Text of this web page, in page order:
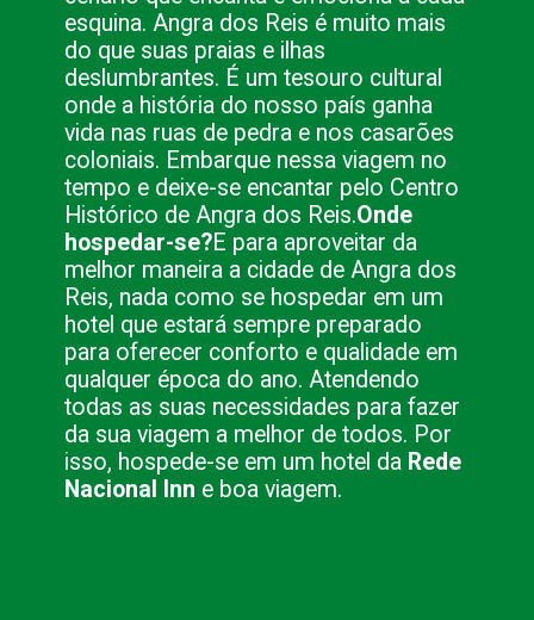
esquina. Angra dos Reis é muito mais
do que suas praias e ilhas
deslumbrantes. É um tesouro cultural
onde a história do nosso país ganha
vida nas ruas de pedra e nos casarões
coloniais. Embarque nessa viagem no
tempo e deixe-se encantar pelo Centro
Histórico de Angra dos Reis.Onde
hospedar-se?E para aproveitar da
melhor maneira a cidade de Angra dos
Reis, nada como se hospedar em um
hotel que estará sempre preparado
para oferecer conforto e qualidade em
qualquer época do ano. Atendendo
todas as suas necessidades para fazer
da sua viagem a melhor de todos. Por
isso, hospede-se em um hotel da Rede
Nacional Inn e boa viagem.